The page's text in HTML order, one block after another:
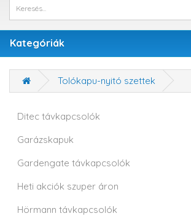
Kategóriák
Tolókapu-nyitó szettek
Ditec távkapcsolók
Garázskapuk
Gardengate távkapcsolók
Heti akciók szuper áron
Hörmann távkapcsolók